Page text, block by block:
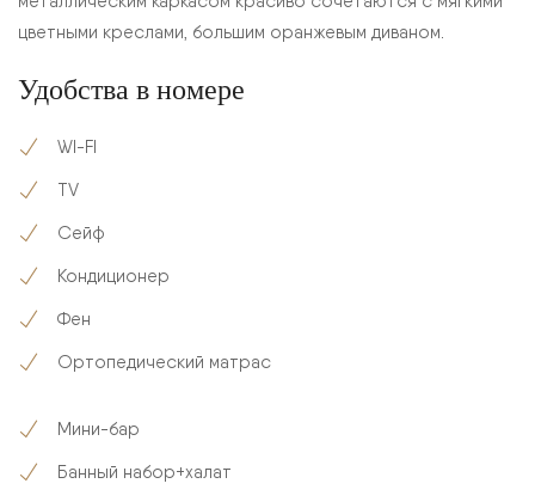
цветными креслами, большим оранжевым диваном.
Удобства в номере
WI-FI
TV
Сейф
Кондиционер
Фен
Ортопедический матрас
Мини-бар
Банный набор+халат